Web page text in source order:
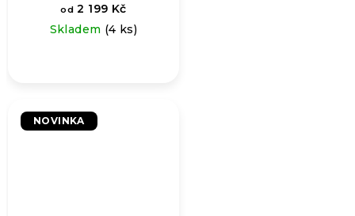
od 2 199 Kč
Skladem (4 ks)
NOVINKA